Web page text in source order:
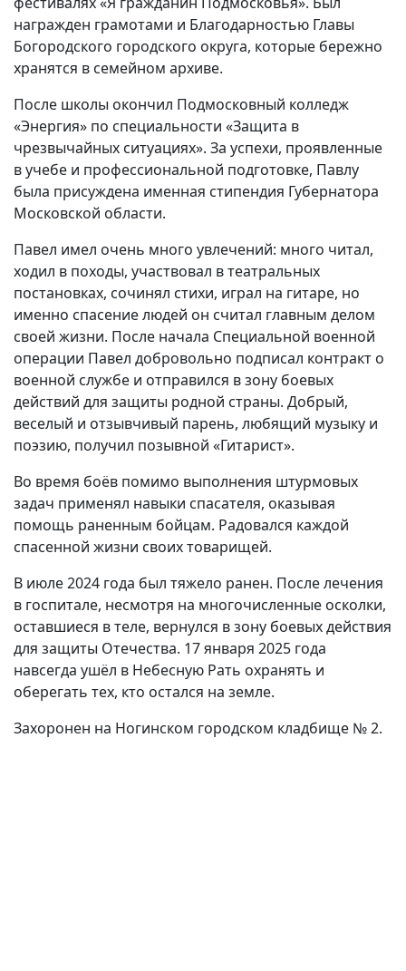
награжден грамотами и Благодарностью Главы
Богородского городского округа, которые бережно
хранятся в семейном архиве.
После школы окончил Подмосковный колледж
«Энергия» по специальности «Защита в
чрезвычайных ситуациях». За успехи, проявленные
в учебе и профессиональной подготовке, Павлу
была присуждена именная стипендия Губернатора
Московской области.
Павел имел очень много увлечений: много читал,
ходил в походы, участвовал в театральных
постановках, сочинял стихи, играл на гитаре, но
именно спасение людей он считал главным делом
своей жизни. После начала Специальной военной
операции Павел добровольно подписал контракт о
военной службе и отправился в зону боевых
действий для защиты родной страны. Добрый,
веселый и отзывчивый парень, любящий музыку и
поэзию, получил позывной «Гитарист».
Во время боёв помимо выполнения штурмовых
задач применял навыки спасателя, оказывая
помощь раненным бойцам. Радовался каждой
спасенной жизни своих товарищей.
В июле 2024 года был тяжело ранен. После лечения
в госпитале, несмотря на многочисленные осколки,
оставшиеся в теле, вернулся в зону боевых действия
для защиты Отечества. 17 января 2025 года
навсегда ушёл в Небесную Рать охранять и
оберегать тех, кто остался на земле.
Захоронен на Ногинском городском кладбище № 2.